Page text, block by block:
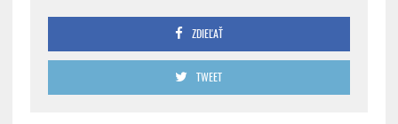
ZDIEĽAŤ
TWEET